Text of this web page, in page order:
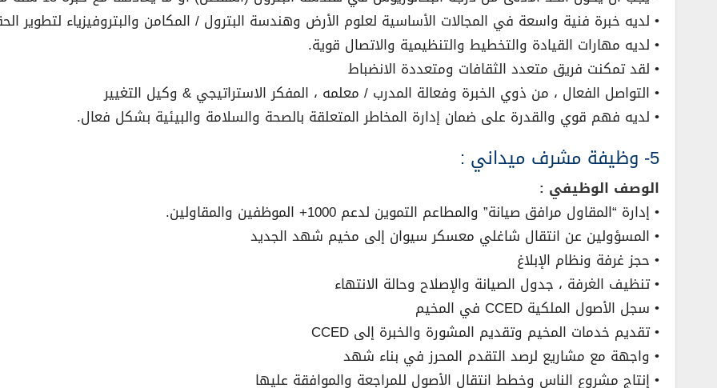
• لديه خبرة فنية واسعة في المجالات الأساسية لعلوم الأرض وهندسة البترول / المكامن والبتروفيزياء لتطوير
• لديه مهارات القيادة والتخطيط والتنظيمية والاتصال قوية.
• لقد تمكنت فريق متعدد الثقافات ومتعددة الانضباط
• التواصل الفعال ، من ذوي الخبرة وفعالة المدرب / معلمه ، المفكر الاستراتيجي & وكيل التغيير
• لديه فهم قوي والقدرة على ضمان إدارة المخاطر المتعلقة بالصحة والسلامة والبيئية بشكل فعال.
5- وظيفة مشرف ميداني :
الوصف الوظيفي :
• إدارة “المقاول مرافق صيانة” والمطاعم التموين لدعم 1000+ الموظفين والمقاولين.
• المسؤولين عن انتقال شاغلي معسكر سيوان إلى مخيم شهد الجديد
• حجز غرفة ونظام الإبلاغ
• تنظيف الغرفة ، جدول الصيانة والإصلاح وحالة الانتهاء
• سجل الأصول الملكية CCED في المخيم
• تقديم خدمات المخيم وتقديم المشورة والخبرة إلى CCED
• واجهة مع مشاريع لرصد التقدم المحرز في بناء شهد
• إنتاج مشروع الناس وخطط انتقال الأصول للمراجعة والموافقة عليها